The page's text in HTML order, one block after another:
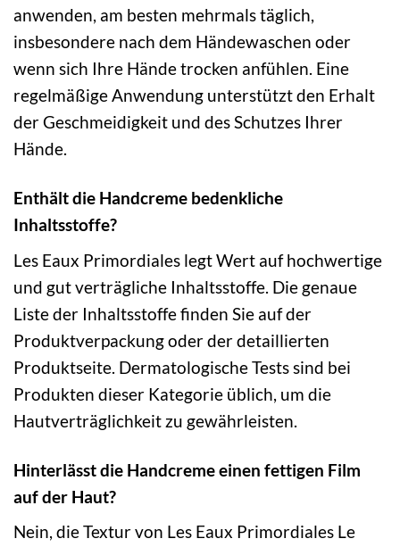
anwenden, am besten mehrmals täglich,
insbesondere nach dem Händewaschen oder
wenn sich Ihre Hände trocken anfühlen. Eine
regelmäßige Anwendung unterstützt den Erhalt
der Geschmeidigkeit und des Schutzes Ihrer
Hände.
Enthält die Handcreme bedenkliche
Inhaltsstoffe?
Les Eaux Primordiales legt Wert auf hochwertige
und gut verträgliche Inhaltsstoffe. Die genaue
Liste der Inhaltsstoffe finden Sie auf der
Produktverpackung oder der detaillierten
Produktseite. Dermatologische Tests sind bei
Produkten dieser Kategorie üblich, um die
Hautverträglichkeit zu gewährleisten.
Hinterlässt die Handcreme einen fettigen Film
auf der Haut?
Nein, die Textur von Les Eaux Primordiales Le